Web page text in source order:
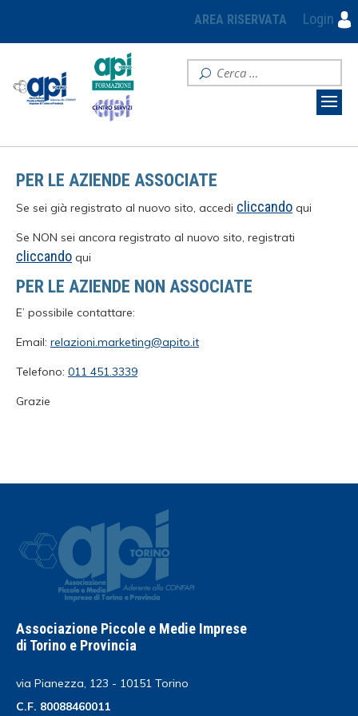
AREA RISERVATA Login
PER LE AZIENDE ASSOCIATE
Se sei già registrato al nuovo sito, accedi cliccando qui
Se NON sei ancora registrato al nuovo sito, registrati
cliccando qui
PER LE AZIENDE NON ASSOCIATE
E’ possibile contattare:
Email: relazioni.marketing@apito.it
Telefono: 011 451.3339
Grazie
Associazione Piccole e Medie Imprese
di Torino e Provincia
via Pianezza, 123 - 10151 Torino
C.F. 80088460011